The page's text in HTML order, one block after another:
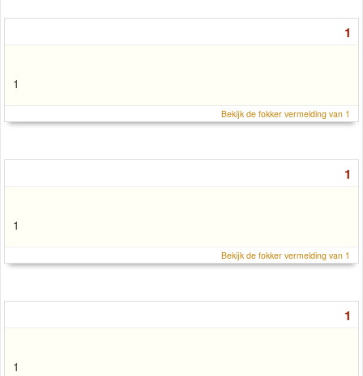
1
1
Bekijk de fokker vermelding van 1
1
1
Bekijk de fokker vermelding van 1
1
1